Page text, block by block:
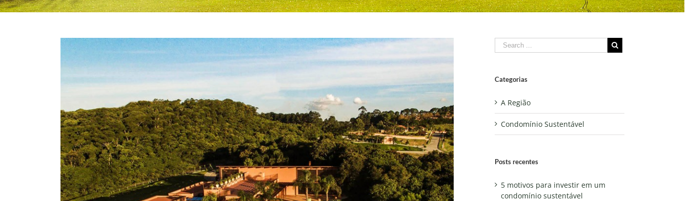
View
Larger
Image
Categorias
A Região
Condomínio Sustentável
Posts recentes
5 motivos para investir em um
condomínio sustentável